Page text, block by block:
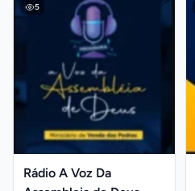
5
Rádio A Voz Da